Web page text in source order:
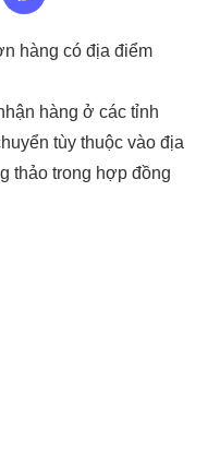
hàng có địa điểm
hàng ở các tỉnh
tùy thuộc vào địa
thảo trong hợp đồng